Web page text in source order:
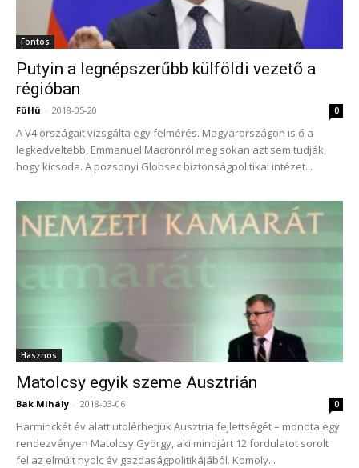
Fontos
Putyin a legnépszerűbb külföldi vezető a
régióban
FüHü - 2018-05-20 0
A V4 országait vizsgálta egy felmérés. Magyarországon is ő a
legkedveltebb, Emmanuel Macronról meg sokan azt sem tudják,
hogy kicsoda. A pozsonyi Globsec biztonságpolitikai intézet...
Hasznos
Matolcsy egyik szeme Ausztrián
Bak Mihály - 2018-03-06 0
Harminckét év alatt utolérhetjük Ausztria fejlettségét – mondta egy
rendezvényen Matolcsy György, aki mindjárt 12 fordulatot sorolt
fel az elmúlt nyolc év gazdaságpolitikájából. Komoly...